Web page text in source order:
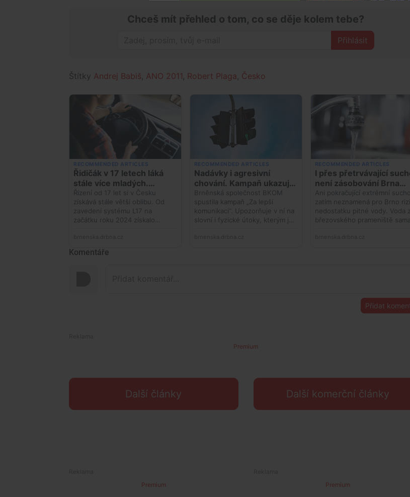
Chceš mít přehled o tom, co se děje kolem tebe?
Přihlásit
Štítky Andrej Babiš ANO 2011 Robert Plaga Česko
Komentáře
Přidat
Premium
Další články Další komerční články
Premium Premium